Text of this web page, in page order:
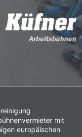
mit
europäischen